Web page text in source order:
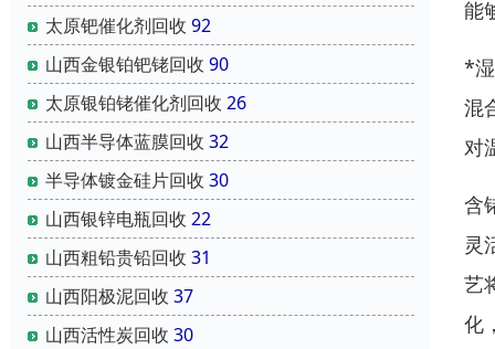
太原钯催化剂回收 92
山西金银铂钯铑回收 90
太原银铂铑催化剂回收 26
山西半导体蓝膜回收 32
半导体镀金硅片回收 30
山西银锌电瓶回收 22
山西粗铅贵铅回收 31
山西阳极泥回收 37
山西活性炭回收 30
能
*
混
对
含
灵
艺
化